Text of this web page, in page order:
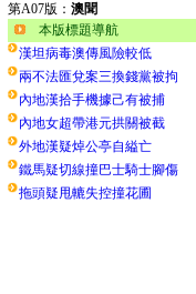
第A07版： 澳聞
本版標題導航
漢坦病毒澳傳風險較低
兩不法匯兌案三換錢黨被拘
內地漢拾手機據己有被捕
內地女超帶港元拱關被截
外地漢疑焯公亭自縊亡
鐵馬疑切線撞巴士騎士腳傷
拖頭疑甩轆失控撞花圃